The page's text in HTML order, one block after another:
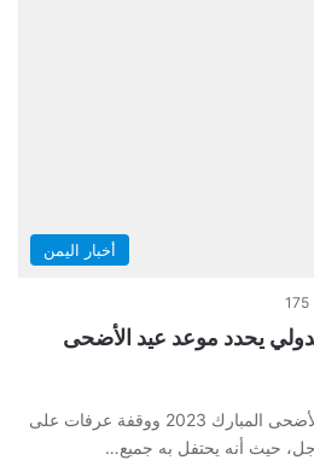
أخبار اليمن
175
يحدد موعد عيد الأضحى
كثيرون يبحثون عن موعد عيد الأضحى المبارك 2023 ووقفة عرفات على
حيث أنه يحتفل به جميع…